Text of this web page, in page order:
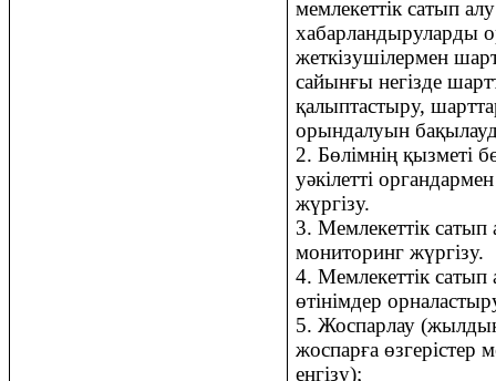
мемлекеттік сатып
хабарландыруларды
жеткізушілермен
сайынғы негізде
қалыптастыру,
орындалуын
2. Бөлімнің қызметі
уәкілетті
жүргізу.
3. Мемлекеттік сатып
мониторинг жүргізу.
4. Мемлекеттік сатып
өтінімдер
5. Жоспарлау
жоспарға өзгерістер
енгізу);